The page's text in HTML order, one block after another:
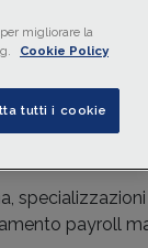
payroll
migliorare la
Cookie Policy
tutti i cookie